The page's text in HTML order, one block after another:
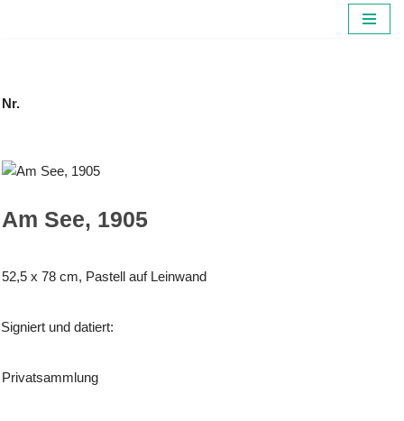
Nr.
Am See, 1905
52,5 x 78 cm, Pastell auf Leinwand
Signiert und datiert:
Privatsammlung